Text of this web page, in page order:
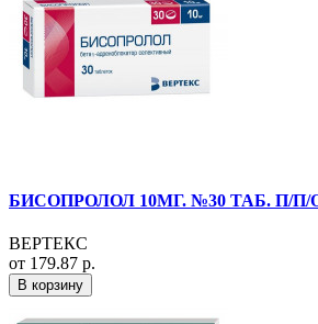
БИСОПРОЛОЛ 10МГ. №30 ТАБ. П/П/
ВЕРТЕКС
от 179.87 р.
В корзину